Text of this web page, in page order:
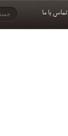
تماس با ما